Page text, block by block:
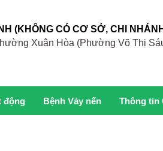
(KHÔNG CÓ CƠ SỞ, CHI
Xuân Hòa (Phường Võ Thị
động Bệnh Vảy nến Thông tin